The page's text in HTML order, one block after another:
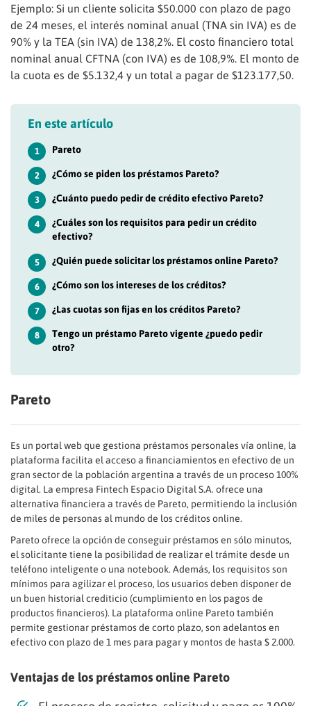
Ejemplo: Si un cliente solicita $50.000 con plazo de pago
de 24 meses, el interés nominal anual (TNA sin IVA) es de
90% y la TEA (sin IVA) de 138,2%. El costo financiero total
nominal anual CFTNA (con IVA) es de 108,9%. El monto de
la cuota es de $5.132,4 y un total a pagar de $123.177,50.
En este artículo
1 Pareto
2 ¿Cómo se piden los préstamos Pareto?
3 ¿Cuánto puedo pedir de crédito efectivo Pareto?
4
¿Cuáles son los requisitos para pedir un crédito
efectivo?
5 ¿Quién puede solicitar los préstamos online Pareto?
6 ¿Cómo son los intereses de los créditos?
7 ¿Las cuotas son fijas en los créditos Pareto?
8
Tengo un préstamo Pareto vigente ¿puedo pedir
otro?
Pareto
Es un portal web que gestiona préstamos personales vía online, la
plataforma facilita el acceso a financiamientos en efectivo de un
gran sector de la población argentina a través de un proceso 100%
digital. La empresa Fintech Espacio Digital S.A. ofrece una
alternativa financiera a través de Pareto, permitiendo la inclusión
de miles de personas al mundo de los créditos online.
Pareto ofrece la opción de conseguir préstamos en sólo minutos,
el solicitante tiene la posibilidad de realizar el trámite desde un
teléfono inteligente o una notebook. Además, los requisitos son
mínimos para agilizar el proceso, los usuarios deben disponer de
un buen historial crediticio (cumplimiento en los pagos de
productos financieros). La plataforma online Pareto también
permite gestionar préstamos de corto plazo, son adelantos en
efectivo con plazo de 1 mes para pagar y montos de hasta $ 2.000.
Ventajas de los préstamos online Pareto